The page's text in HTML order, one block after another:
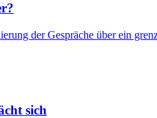
der Gespräche über ein
sich